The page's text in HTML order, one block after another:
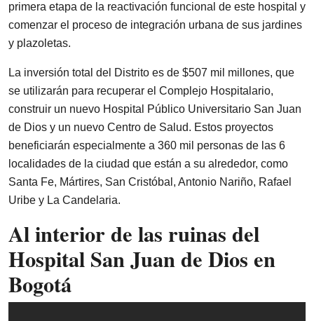
primera etapa de la reactivación funcional de este hospital y
comenzar el proceso de integración urbana de sus jardines
y plazoletas.
La inversión total del Distrito es de $507 mil millones, que
se utilizarán para recuperar el Complejo Hospitalario,
construir un nuevo Hospital Público Universitario San Juan
de Dios y un nuevo Centro de Salud. Estos proyectos
beneficiarán especialmente a 360 mil personas de las 6
localidades de la ciudad que están a su alrededor, como
Santa Fe, Mártires, San Cristóbal, Antonio Nariño, Rafael
Uribe y La Candelaria.
Al interior de las ruinas del
Hospital San Juan de Dios en
Bogotá